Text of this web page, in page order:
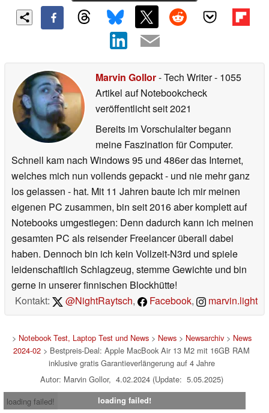
Marvin Gollor- Tech Writer- 1055
Artikel auf Notebookcheck
veröffentlichtseit 2021
Bereits im Vorschulalter begann
meine Faszination für Computer.
Schnell kam nach Windows 95 und 486er das Internet,
welches mich nun vollends gepackt - und nie mehr ganz
los gelassen - hat. Mit 11 Jahren baute ich mir meinen
eigenen PC zusammen, bin seit 2016 aber komplett auf
Notebooks umgestiegen: Denn dadurch kann ich meinen
gesamten PC als reisender Freelancer überall dabei
haben. Dennoch bin ich kein Vollzeit-N3rd und spiele
leidenschaftlich Schlagzeug, stemme Gewichte und bin
gerne in unserer finnischen Blockhütte!
Kontakt:
@NightRaytsch, Facebook, marvin.light
> Notebook Test, Laptop Test und News> News> Newsarchiv> News
2024-02 > Bestpreis-Deal: Apple MacBook Air 13 M2 mit 16GB RAM
inklusive gratis Garantieverlängerung auf 4 Jahre
Autor: Marvin Gollor, 4.02.2024 (Update: 5.05.2025)
loading failed!
loading failed!